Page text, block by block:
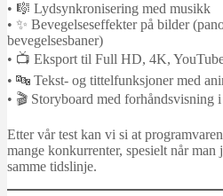
• 🎼 Lydsynkronisering med musikk
• ✨ Bevegelseseffekter på bilder
bevegelsesbaner)
• 📺 Eksport til Full HD, 4K,
• 🔤 Tekst- og tittelfunksjoner med
• 🎬 Storyboard med forhåndsvisning
Etter vår test kan vi si at
mange konkurrenter, spesielt når man
samme tidslinje.